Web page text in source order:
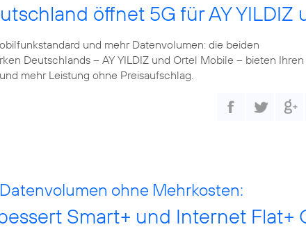
öffnet 5G für AY
und mehr Datenvolumen: die beiden
Deutschlands – AY YILDIZ und Ortel Mobile – bieten Ihren
mehr Leistung ohne Preisaufschlag.
ohne Mehrkosten:
Smart+ und Internet Flat+